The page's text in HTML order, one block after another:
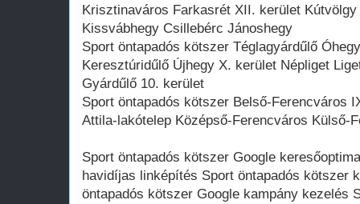
Krisztinaváros Farkasrét XII. kerület
Kissvábhegy Csillebérc Jánoshegy
Sport öntapadós kötszer Téglagyárdűlő
Keresztúridűlő Újhegy X. kerület Népliget
Gyárdűlő 10. kerület
Sport öntapadós kötszer Belső-Ferencváros
Attila-lakótelep Középső-Ferencváros Külső-
Sport öntapadós kötszer Google
havidíjas linképítés Sport öntapadós kötszer
öntapadós kötszer Google kampány kezelés